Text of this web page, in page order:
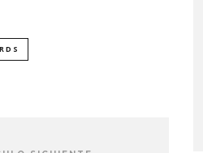
KIDS PUBLICA EL EP